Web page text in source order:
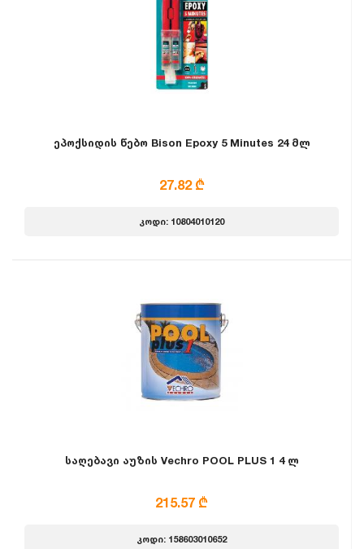
ეპოქსიდის წებო Bison Epoxy 5 Minutes 24 მლ
27.82 ₾
კოდი: 10804010120
საღებავი აუზის Vechro POOL PLUS 1 4 ლ
215.57 ₾
კოდი: 158603010652